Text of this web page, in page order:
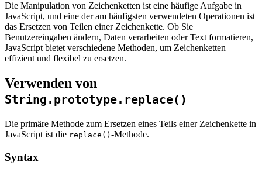
Die Manipulation von Zeichenketten ist eine häufige Aufgabe in
JavaScript, und eine der am häufigsten verwendeten Operationen ist
das Ersetzen von Teilen einer Zeichenkette. Ob Sie
Benutzereingaben ändern, Daten verarbeiten oder Text formatieren,
JavaScript bietet verschiedene Methoden, um Zeichenketten
effizient und flexibel zu ersetzen.
Verwenden von
String.prototype.replace()
Die primäre Methode zum Ersetzen eines Teils einer Zeichenkette in
JavaScript ist die replace() -Methode.
Syntax